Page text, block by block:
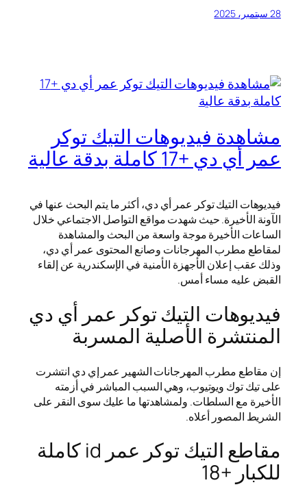
28 سبتمبر، 2025
مشاهدة فيديوهات التيك توكر
عمر أي دي +17 كاملة بدقة عالية
فيديوهات التيك توكر عمر أي دي، أكثر ما يتم البحث عنها في
الآونة الأخيرة. حيث شهدت مواقع التواصل الاجتماعي خلال
الساعات الأخيرة موجة واسعة من البحث والمشاهدة
لمقاطع مطرب المهرجانات وصانع المحتوى عمر أي دي،
وذلك عقب إعلان الأجهزة الأمنية في الإسكندرية عن إلقاء
القبض عليه مساء أمس.
فيديوهات التيك توكر عمر أي دي
المنتشرة الأصلية المسربة
إن مقاطع مطرب المهرجانات الشهير عمر إي دي انتشرت
على تيك توك ويوتيوب، وهي السبب المباشر في أزمته
الأخيرة مع السلطات. ولمشاهدتها ما عليك سوى النقر على
الشريط المصور أعلاه.
مقاطع التيك توكر عمر id كاملة
للكبار +18